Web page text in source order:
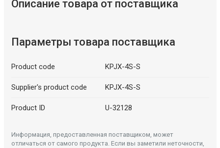
Описание товара от поставщика
Параметры товара поставщика
Product code KPJX-4S-S
Supplier's product code KPJX-4S-S
Product ID U-32128
Информация, предоставленная поставщиком, может
отличаться от самого продукта. Если вы заметили неточности,